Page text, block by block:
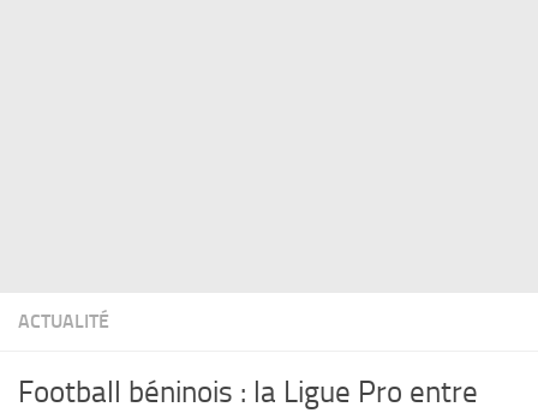
ACTUALITÉ
Football béninois : la Ligue Pro entre